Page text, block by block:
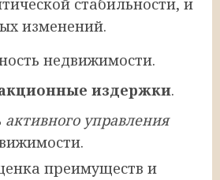
стабильности, и
изменений.
недвижимости.
издержки.
активного управления
преимуществ и